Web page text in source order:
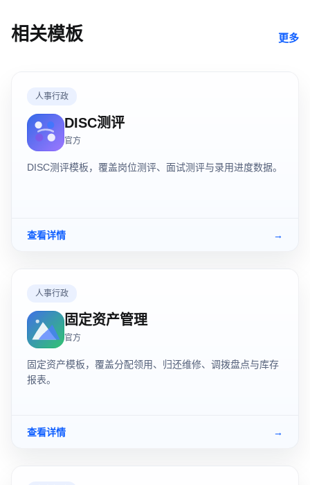
相关模板 更多
人事行政
DISC测评
官方
DISC测评模板，覆盖岗位测评、面试测评与录用进度数据。
查看详情 →
人事行政
固定资产管理
官方
固定资产模板，覆盖分配领用、归还维修、调拨盘点与库存
报表。
查看详情 →